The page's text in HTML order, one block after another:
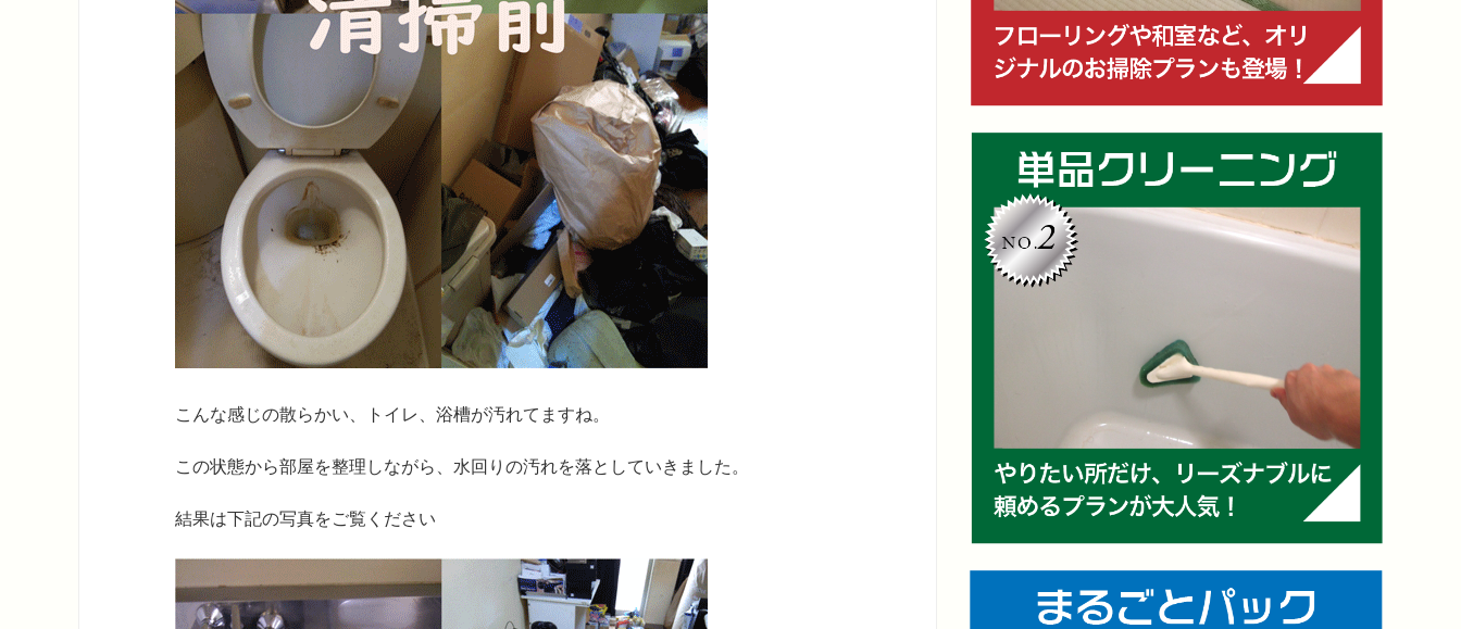
こんな感じの散らかい、トイレ、浴槽が汚れてますね。
この状態から部屋を整理しながら、水回りの汚れを落としていきました。
結果は下記の写真をご覧ください